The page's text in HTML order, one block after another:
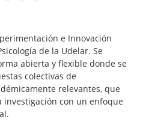
e Innovación
de la Udelar. Se
abierta y flexible donde se
colectivas de
relevantes, que
con un enfoque